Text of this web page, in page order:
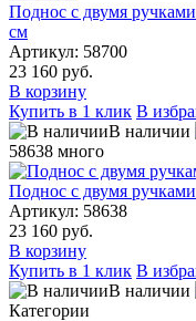
Поднос с двумя
см
Артикул: 58700
23 160 руб.
В корзину
Купить в 1 клик В
В наличии
58638 много
Поднос с двумя
Артикул: 58638
23 160 руб.
В корзину
Купить в 1 клик В
В наличии
Категории